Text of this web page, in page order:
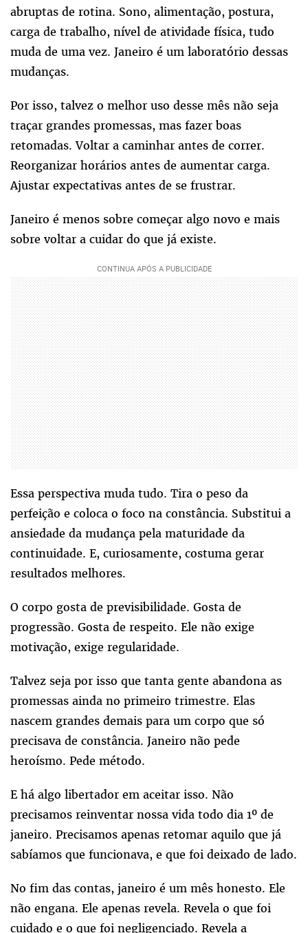
abruptas de rotina. Sono, alimentação, postura,
carga de trabalho, nível de atividade física, tudo
muda de uma vez. Janeiro é um laboratório dessas
mudanças.
Por isso, talvez o melhor uso desse mês não seja
traçar grandes promessas, mas fazer boas
retomadas. Voltar a caminhar antes de correr.
Reorganizar horários antes de aumentar carga.
Ajustar expectativas antes de se frustrar.
Janeiro é menos sobre começar algo novo e mais
sobre voltar a cuidar do que já existe.
Essa perspectiva muda tudo. Tira o peso da
perfeição e coloca o foco na constância. Substitui a
ansiedade da mudança pela maturidade da
continuidade. E, curiosamente, costuma gerar
resultados melhores.
O corpo gosta de previsibilidade. Gosta de
progressão. Gosta de respeito. Ele não exige
motivação, exige regularidade.
Talvez seja por isso que tanta gente abandona as
promessas ainda no primeiro trimestre. Elas
nascem grandes demais para um corpo que só
precisava de constância. Janeiro não pede
heroísmo. Pede método.
E há algo libertador em aceitar isso. Não
precisamos reinventar nossa vida todo dia 1º de
janeiro. Precisamos apenas retomar aquilo que já
sabíamos que funcionava, e que foi deixado de lado.
No fim das contas, janeiro é um mês honesto. Ele
não engana. Ele apenas revela. Revela o que foi
cuidado e o que foi negligenciado. Revela a